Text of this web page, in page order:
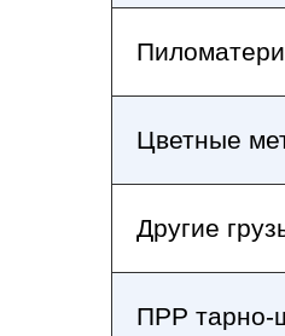
Цветные
Другие
ПРР тарно-